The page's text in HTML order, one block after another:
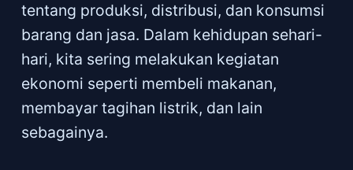
tentang produksi, distribusi, dan konsumsi
barang dan jasa. Dalam kehidupan sehari-
hari, kita sering melakukan kegiatan
ekonomi seperti membeli makanan,
membayar tagihan listrik, dan lain
sebagainya.